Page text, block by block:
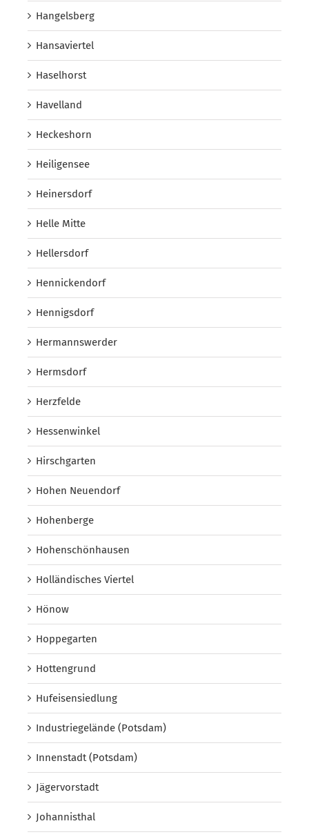
Hangelsberg
Hansaviertel
Haselhorst
Havelland
Heckeshorn
Heiligensee
Heinersdorf
Helle Mitte
Hellersdorf
Hennickendorf
Hennigsdorf
Hermannswerder
Hermsdorf
Herzfelde
Hessenwinkel
Hirschgarten
Hohen Neuendorf
Hohenberge
Hohenschönhausen
Holländisches Viertel
Hönow
Hoppegarten
Hottengrund
Hufeisensiedlung
Industriegelände (Potsdam)
Innenstadt (Potsdam)
Jägervorstadt
Johannisthal